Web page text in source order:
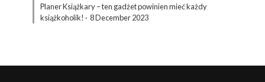
Planer Książkary – ten gadżet powinien mieć każdy
książkoholik! · 8 December 2023